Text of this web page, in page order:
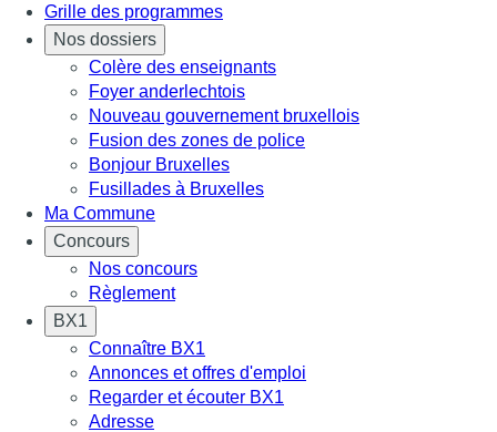
Grille des programmes
Nos dossiers
Colère des enseignants
Foyer anderlechtois
Nouveau gouvernement bruxellois
Fusion des zones de police
Bonjour Bruxelles
Fusillades à Bruxelles
Ma Commune
Concours
Nos concours
Règlement
BX1
Connaître BX1
Annonces et offres d'emploi
Regarder et écouter BX1
Adresse